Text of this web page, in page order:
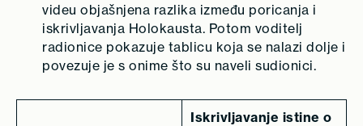
videu objašnjena razlika između poricanja i
iskrivljavanja Holokausta. Potom voditelj
radionice pokazuje tablicu koja se nalazi dolje i
povezuje je s onime što su naveli sudionici.
Iskrivljavanje istine o